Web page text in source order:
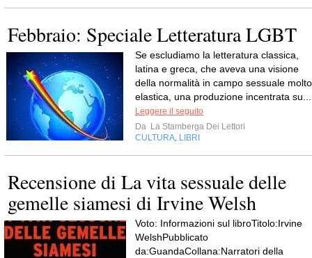
Febbraio: Speciale Letteratura LGBT
Se escludiamo la letteratura classica,
latina e greca, che aveva una visione
della normalità in campo sessuale molto
elastica, una produzione incentrata su...
Leggere il seguito
Da La Stamberga Dei Lettori
CULTURA LIBRI
Recensione di La vita sessuale delle
gemelle siamesi di Irvine Welsh
Voto: Informazioni sul libroTitolo:Irvine
WelshPubblicato
da:GuandaCollana:Narratori della